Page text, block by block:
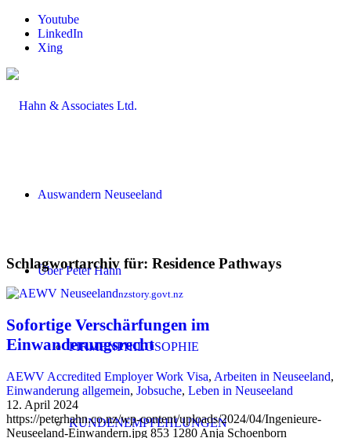
Youtube
LinkedIn
Xing
Auswandern Neuseeland
Über Peter Hahn
FIRMENPHILOSOPHIE
KUNDENEMPFEHLUNGEN
Schlagwortarchiv für: Residence Pathways
nzstory.govt.nz
Sofortige Verschärfungen im
Einwanderungsrecht
AEWV Accredited Employer Work Visa, Arbeiten in Neuseeland,
Einwanderung allgemein, Jobsuche, Leben in Neuseeland
12. April 2024
https://peterhahn.co.nz/wp-content/uploads/2024/04/Ingenieure-
Neuseeland-Einwandern.jpg 853 1280 Anja Schoenborn